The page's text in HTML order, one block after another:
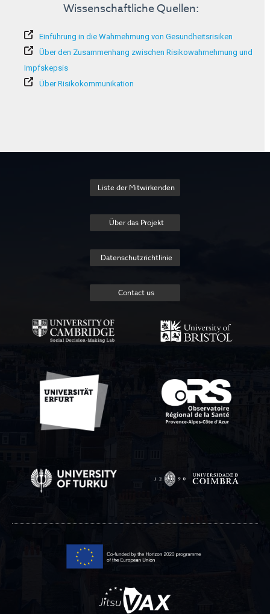
Wissenschaftliche Quellen:
Einführung in die Wahrnehmung von Gesundheitsrisiken
Über den Zusammenhang zwischen Risikowahrnehmung und
Impfskepsis
Über Risikokommunikation
Liste der Mitwirkenden
Über das Projekt
Datenschutzrichtlinie
Contact us